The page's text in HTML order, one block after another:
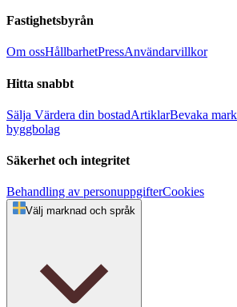
Fastighetsbyrån
Om ossHållbarhetPressAnvändarvillkor
Hitta snabbt
Sälja Värdera din bostadArtiklarBevaka
byggbolag
Säkerhet och integritet
Behandling av personuppgifterCookies
Välj marknad och språk